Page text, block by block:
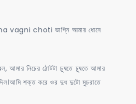
vagni choti ভাগ্নি আমার ধোনে
আমার নিচের ঠোটটা চুষতে চুষতে আমার
শক্ত করে ওর দুধ দুটো মুচরাতে